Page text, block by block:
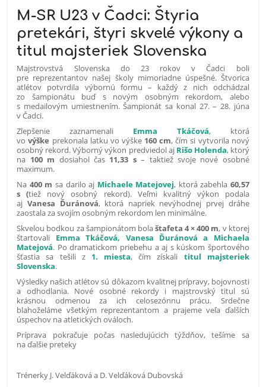
M-SR U23 v Čadci: Štyria
pretekári, štyri skvelé výkony a
titul majsteriek Slovenska
Majstrovstvá Slovenska do 23 rokov v Čadci boli
pre reprezentantov našej školy mimoriadne úspešné. Štvorica
atlétov potvrdila výbornú formu – každý z nich odchádzal
zo šampionátu buď s novým osobným rekordom, alebo
s medailovým umiestnením. Šampionát sa konal 27. – 28. júna
v Čadci.
Zlepšenie zaznamenali Emma Tkáčová, ktorá
vo výške prekonala latku vo výške 160 cm, čím si vytvorila nový
osobný rekord. Výborný výkon predviedol aj Rišo Holenda, ktorý
na 100 m dosiahol čas 11,33 s – taktiež svoje nové osobné
maximum.
Na 400 m sa darilo aj Michaele Matejovej, ktorá zabehla 60,57
s (tiež nový osobný rekord). Veľmi kvalitný výkon podala
aj Vanesa Ďuránová, ktorá napriek nevýhodnej prvej dráhe
zaostala za svojím osobným rekordom len minimálne.
Skvelou bodkou za šampionátom bolaštafeta 4 × 400 m, v ktorej
štartovali
Emma Tkáčová, Vanesa Ďuránová a Michaela
Matejová. Po dramatickom priebehu a aj s kúskom športového
šťastia sa tešili z
1. miesta, čím získali
titul majsteriek
Slovenska.
Výsledky našich atlétov sú dôkazom kvalitnej prípravy, bojovnosti
a odhodlania. Nové osobné rekordy i majstrovský titul sú
krásnou odmenou za ich celosezónnu prácu. Srdečne
blahoželáme všetkým reprezentantom a prajeme veľa ďalších
úspechov na atletických ováloch.
Príprava pokračuje počas nasledujúcich týždňov, tešíme sa
na ďalšie preteky
Trénerky J. Velďáková a D. Velďáková Dubovská